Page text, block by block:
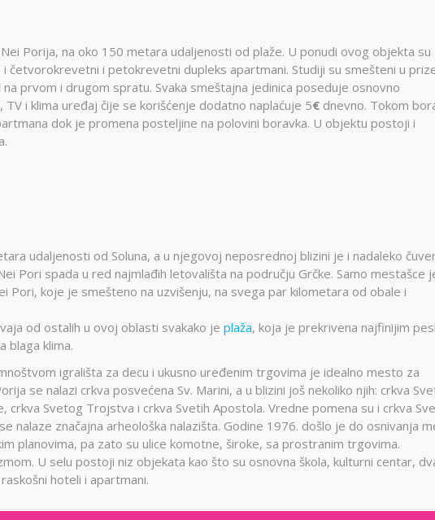
Porija, na oko 150 metara udaljenosti od plaže. U ponudi ovog objekta su
četvorokrevetni i petokrevetni dupleks apartmani. Studiji su smešteni u
prvom i drugom spratu. Svaka smeštajna jedinica poseduje osnovno
i klima uređaj čije se korišćenje dodatno naplaćuje 5€ dnevno. Tokom
dok je promena posteljine na polovini boravka. U objektu postoji i
udaljenosti od Soluna, a u njegovoj neposrednoj blizini je i nadaleko
Pori spada u red najmlađih letovališta na području Grčke. Samo mestašce
Pori, koje je smešteno na uzvišenju, na svega par kilometara od obale i
od ostalih u ovoj oblasti svakako je plaža, koja je prekrivena najfinijim
blaga klima.
igrališta za decu i ukusno uređenim trgovima je idealno mesto za
se nalazi crkva posvećena Sv. Marini, a u blizini još nekoliko njih: crkva
crkva Svetog Trojstva i crkva Svetih Apostola. Vredne pomena su i crkva
nalaze značajna arheološka nalazišta. Godine 1976. došlo je do osnivanja
planovima, pa zato su ulice komotne, široke, sa prostranim trgovima.
U selu postoji niz objekata kao što su osnovna škola, kulturni centar,
hoteli i apartmani.